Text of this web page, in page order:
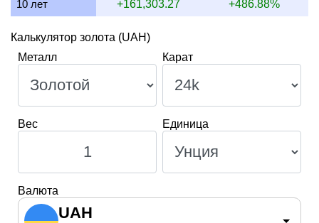
10 лет +161,303.27 +486.88%
Калькулятор золота (UAH)
Металл
Карат
Вес Единица
Валюта
UAH